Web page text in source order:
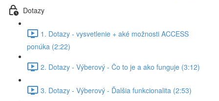
Dotazy
1. Dotazy - vysvetlenie + aké možnosti ACCESS
ponúka (2:22)
2. Dotazy - Výberový - Čo to je a ako funguje (3:12)
3. Dotazy - Výberový - Ďalšia funkcionalita (2:53)